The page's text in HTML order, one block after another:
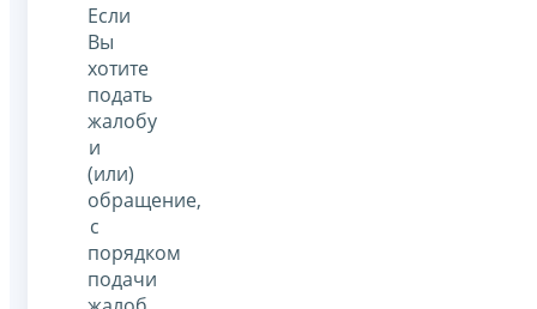
Если
Вы
хотите
подать
жалобу
и
(или)
обращение,
с
порядком
подачи